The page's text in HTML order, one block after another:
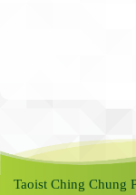
Taoist Ching Chung